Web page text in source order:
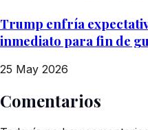
Trump enfría
inmediato para fin de
25 May 2026
Comentarios